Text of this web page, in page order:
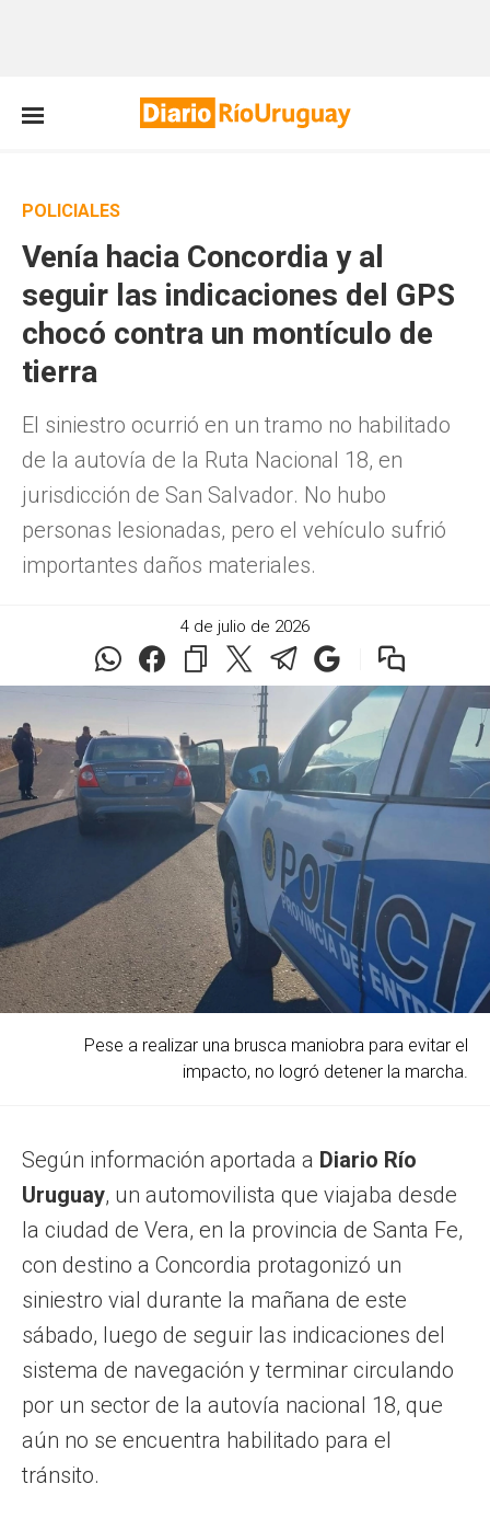
POLICIALES
Venía hacia Concordia y al
seguir las indicaciones del GPS
chocó contra un montículo de
tierra
El siniestro ocurrió en un tramo no habilitado
de la autovía de la Ruta Nacional 18, en
jurisdicción de San Salvador. No hubo
personas lesionadas, pero el vehículo sufrió
importantes daños materiales.
4 de julio de 2026
Pese a realizar una brusca maniobra para evitar el
impacto, no logró detener la marcha.
Según información aportada a Diario Río
Uruguay, un automovilista que viajaba desde
la ciudad de Vera, en la provincia de Santa Fe,
con destino a Concordia protagonizó un
siniestro vial durante la mañana de este
sábado, luego de seguir las indicaciones del
sistema de navegación y terminar circulando
por un sector de la autovía nacional 18, que
aún no se encuentra habilitado para el
tránsito.